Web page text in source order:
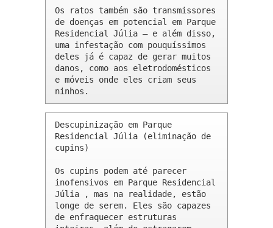
Os ratos também são transmissores
de doenças em potencial em Parque
Residencial Júlia – e além disso,
uma infestação com pouquíssimos
deles já é capaz de gerar muitos
danos, como aos eletrodomésticos
e móveis onde eles criam seus
ninhos.
Descupinização em Parque
Residencial Júlia (eliminação de
cupins)
Os cupins podem até parecer
inofensivos em Parque Residencial
Júlia , mas na realidade, estão
longe de serem. Eles são capazes
de enfraquecer estruturas